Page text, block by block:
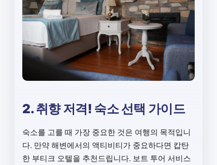
2. 취향 저격! 숙소 선택 가이드
숙소를 고를 때 가장 중요한 것은 여행의 목적입니
다. 만약 해변에서의 액티비티가 중요하다면 캅탄
한 부티크 오텔을 추천드립니다. 보트 투어 서비스